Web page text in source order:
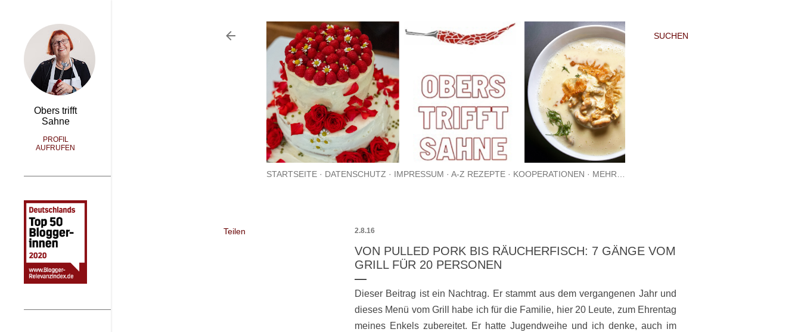
SUCHEN
STARTSEITE DATENSCHUTZ IMPRESSUM A-Z REZEPTE KOOPERATIONEN MEHR…
Teilen 2.8.16
VON PULLED PORK BIS RÄUCHERFISCH: 7 GÄNGE VOM
GRILL FÜR 20 PERSONEN
Dieser Beitrag ist ein Nachtrag. Er stammt aus dem vergangenen Jahr und
dieses Menü vom Grill habe ich für die Familie, hier 20 Leute, zum Ehrentag
meines Enkels zubereitet. Er hatte Jugendweihe und ich denke, auch im
Obers trifft
Sahne
PROFIL
AUFRUFEN